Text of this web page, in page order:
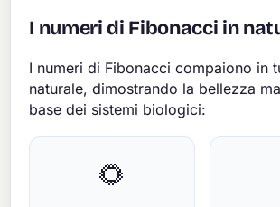
I numeri di Fibonacci in
I numeri di Fibonacci compaiono in
naturale, dimostrando la bellezza
base dei sistemi biologici:
🌻